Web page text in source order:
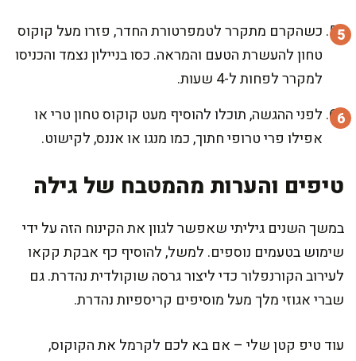
כשהקרם מתקרר לטמפרטורת החדר, פזרו מעל קוקוס
טחון להעשרת הטעם והמראה. כסו בניילון נצמד והכניסו
למקרר לפחות ל-4 שעות.
לפני ההגשה, תוכלו להוסיף מעט קוקוס טחון טרי או
אפילו פרי טרופי חתוך, כמו מנגו או אננס, לקישוט.
טיפים והערות מהמטבח של גילה
במשך השנים גיליתי שאפשר לגוון את הקינוח הזה על ידי
שימוש בטעמים נוספים. למשל, להוסיף כף אבקת קקאו
לעירוב הקורנפלור כדי ליצור גרסה שוקולדית נהדרת. גם
שברי אגוזי מלך מעל מוסיפים קריספיות נהדרת.
עוד טיפ קטן שלי – אם בא לכם לקרמל את הקוקוס,